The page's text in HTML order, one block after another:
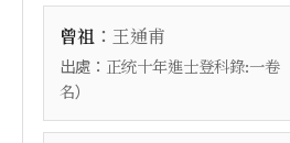
曾祖 ： 王通甫
出處： 正统十年進士登科錄:一卷
名）